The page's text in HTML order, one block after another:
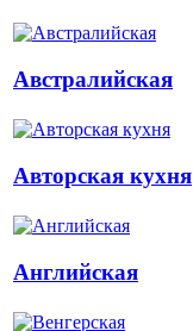
Австралийская
Авторская кухня
Английская